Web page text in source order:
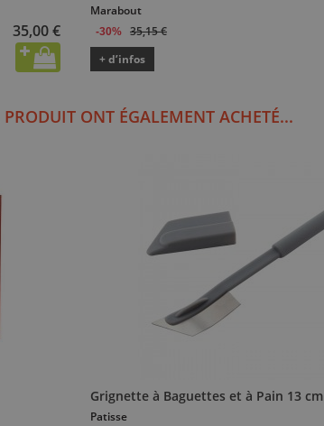
35,00 €
Marabout
-30% 35,15 €
+ d’infos
ONT ÉGALEMENT ACHETÉ...
Grignette à Baguettes et à Pain 13 cm
Patisse